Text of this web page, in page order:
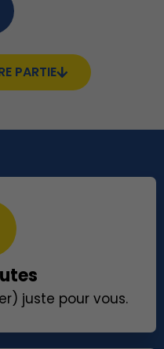
PARTIE
juste pour vous.